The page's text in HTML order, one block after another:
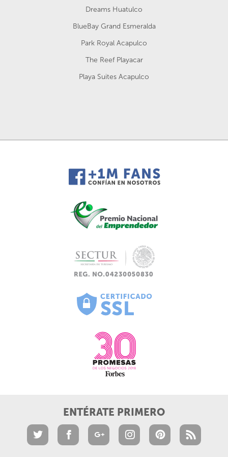
Dreams Huatulco
BlueBay Grand Esmeralda
Park Royal Acapulco
The Reef Playacar
Playa Suites Acapulco
ENTÉRATE PRIMERO